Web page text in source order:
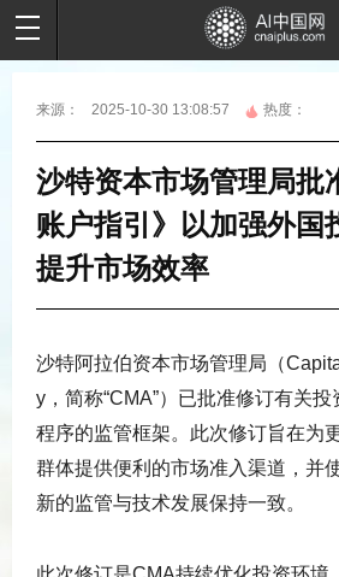
来源： 2025-10-30 13:08:57 热度：
沙特资本市场管理局批
账户指引》以加强外国
提升市场效率
沙特阿拉伯资本市场管理局（
y，简称“CMA”）已批准修订有关
程序的监管框架。此次修订旨在为
群体提供便利的市场准入渠道，并
新的监管与技术发展保持一致。